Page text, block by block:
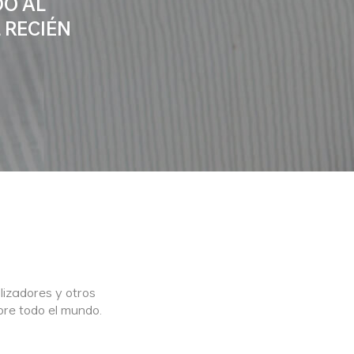
y otros
todo el mundo.